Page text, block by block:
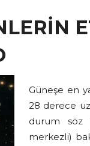
Güneşe en
28 derece
durum söz
merkezli)